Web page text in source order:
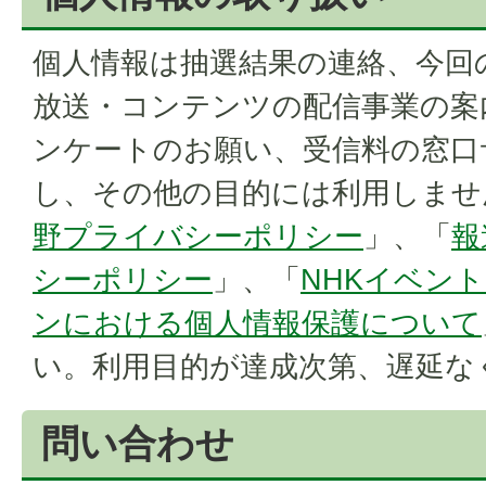
個人情報は抽選結果の連絡、今
放送・コンテンツの配信事業の
ンケートのお願い、受信料の窓
し、その他の目的には利用しま
野プライバシーポリシー 」、「
シーポリシー 」、「 NHKイベン
ンにおける個人情報保護について
い。利用目的が達成次第、遅延
問い合わせ